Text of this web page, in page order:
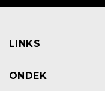
LINKS
ONDEK